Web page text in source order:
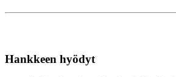
Hankkeen hyödyt